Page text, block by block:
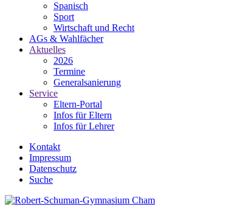
Spanisch
Sport
Wirtschaft und Recht
AGs & Wahlfächer
Aktuelles
2026
Termine
Generalsanierung
Service
Eltern-Portal
Infos für Eltern
Infos für Lehrer
Kontakt
Impressum
Datenschutz
Suche